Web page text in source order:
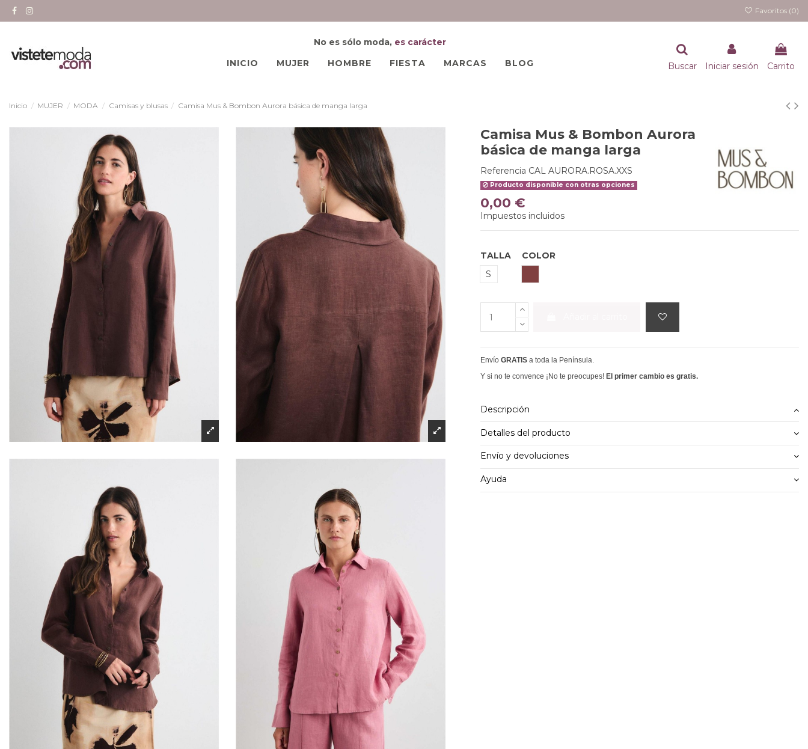
Favoritos (0)
No es sólo moda, es carácter
INICIO
MUJER HOMBRE FIESTA MARCAS BLOG Buscar Iniciar sesión Carrito
Inicio MUJER MODA Camisas y blusas Camisa Mus & Bombon Aurora básica de manga larga
Camisa Mus & Bombon Aurora
básica de manga larga
Referencia CAL AURORA.ROSA.XXS
Producto disponible con otras opciones
0,00 €
Impuestos incluidos
TALLA
S
COLOR
Envío GRATIS a toda la Península.
Y si no te convence ¡No te preocupes! El primer cambio es gratis.
Descripción
Detalles del producto
Envío y devoluciones
Ayuda